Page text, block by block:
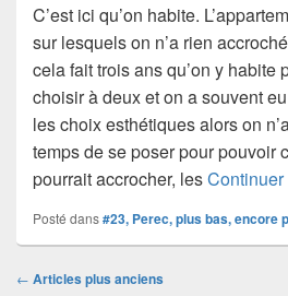
C’est ici qu’on habite.
sur lesquels on n’a rien
cela fait trois ans qu’on y habite
choisir à deux et on a souvent
les choix esthétiques alors on
temps de se poser pour pouvoir
pourrait accrocher, les
Posté dans#23, Perec, plus bas, encore
Navigation
← Articles plus anciens